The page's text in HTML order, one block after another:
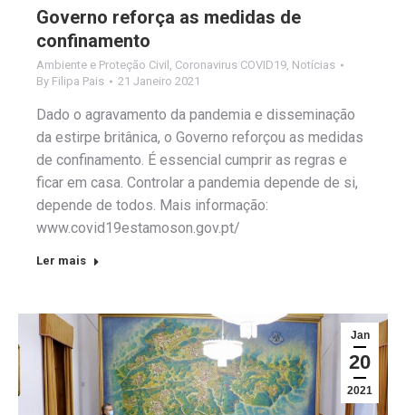
Governo reforça as medidas de
confinamento
Ambiente e Proteção Civil , Coronavirus COVID19, Notícias
By Filipa Pais 21 Janeiro 2021
Dado o agravamento da pandemia e disseminação
da estirpe britânica, o Governo reforçou as medidas
de confinamento. É essencial cumprir as regras e
ficar em casa. Controlar a pandemia depende de si,
depende de todos. Mais informação:
www.covid19estamoson.gov.pt/
Ler mais
Jan
20
2021